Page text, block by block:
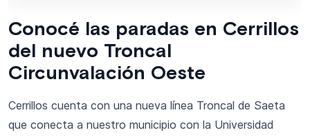
Conocé las paradas en Cerrillos
del nuevo Troncal
Circunvalación Oeste
Cerrillos cuenta con una nueva línea Troncal de Saeta
que conecta a nuestro municipio con la Universidad